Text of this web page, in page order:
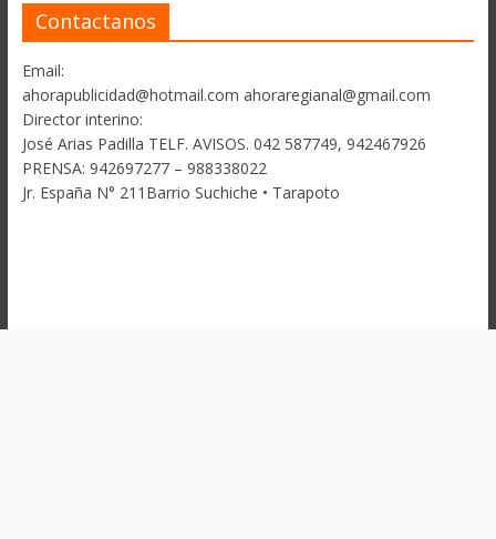
Contactanos
Email:
ahorapublicidad@hotmail.com ahoraregianal@gmail.com
Director interino:
José Arias Padilla TELF. AVISOS. 042 587749, 942467926
PRENSA: 942697277 – 988338022
Jr. España N° 211Barrio Suchiche • Tarapoto